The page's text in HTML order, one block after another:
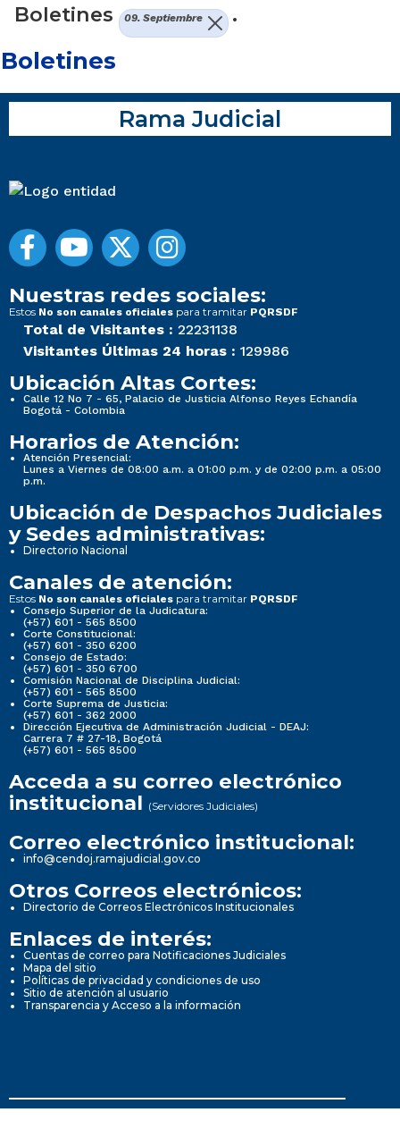
Boletines
09. Septiembre .
Boletines
Rama Judicial
Nuestras redes sociales:
Estos No son canales oficiales para tramitar PQRSDF
Total de Visitantes : 22231138
Visitantes Últimas 24 horas : 129986
Ubicación Altas Cortes:
Calle 12 No 7 - 65, Palacio de Justicia Alfonso Reyes Echandía
Bogotá - Colombia
Horarios de Atención:
Atención Presencial:
Lunes a Viernes de 08:00 a.m. a 01:00 p.m. y de 02:00 p.m. a 05:00
p.m.
Ubicación de Despachos Judiciales
y Sedes administrativas:
Directorio Nacional
Canales de atención:
Estos No son canales oficiales para tramitar PQRSDF
Consejo Superior de la Judicatura:
(+57) 601 - 565 8500
Corte Constitucional:
(+57) 601 - 350 6200
Consejo de Estado:
(+57) 601 - 350 6700
Comisión Nacional de Disciplina Judicial:
(+57) 601 - 565 8500
Corte Suprema de Justicia:
(+57) 601 - 362 2000
Dirección Ejecutiva de Administración Judicial - DEAJ:
Carrera 7 # 27-18, Bogotá
(+57) 601 - 565 8500
Acceda a su correo electrónico
institucional (Servidores Judiciales)
Correo electrónico institucional:
info@cendoj.ramajudicial.gov.co
Otros Correos electrónicos:
Directorio de Correos Electrónicos Institucionales
Enlaces de interés:
Cuentas de correo para Notificaciones Judiciales
Mapa del sitio
Políticas de privacidad y condiciones de uso
Sitio de atención al usuario
Transparencia y Acceso a la información